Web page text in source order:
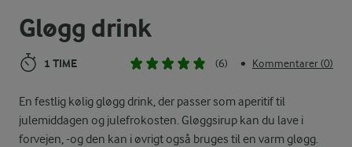
Gløgg drink
1 TIME (6) • Kommentarer (0)
En festlig kølig gløgg drink, der passer som aperitif til
julemiddagen og julefrokosten. Gløggsirup kan du lave i
forvejen, -og den kan i øvrigt også bruges til en varm gløgg.